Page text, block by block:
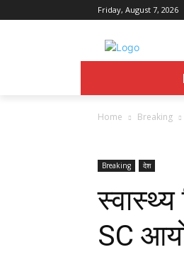
Friday, August 7, 2026
Home Breaking
Breaking देश
स्वास्थ्य
SC